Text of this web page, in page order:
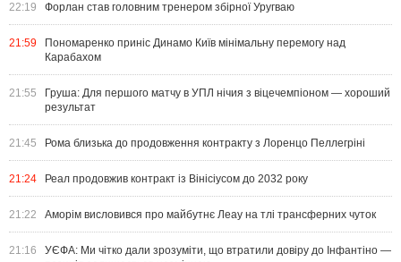
22:19 Форлан став головним тренером збірної Уругваю
21:59
Пономаренко приніс Динамо Київ мінімальну перемогу над
Карабахом
21:55
Груша: Для першого матчу в УПЛ нічия з віцечемпіоном — хороший
результат
21:45 Рома близька до продовження контракту з Лоренцо Пеллегріні
21:24 Реал продовжив контракт із Вінісіусом до 2032 року
21:22 Аморім висловився про майбутнє Леау на тлі трансферних чуток
21:16
УЄФА: Ми чітко дали зрозуміти, що втратили довіру до Інфантіно —